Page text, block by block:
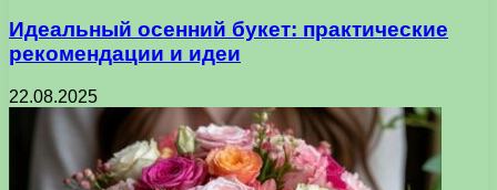
Идеальный осенний букет: практические
рекомендации и идеи
22.08.2025